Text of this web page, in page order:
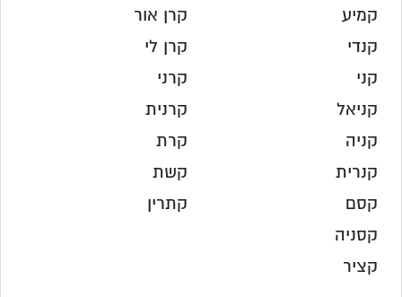
קמיע
קנדי
קני
קניאל
קניה
קנרית
קסם
קסניה
קציר
קרן אור
קרן לי
קרני
קרנית
קרת
קשת
קתרין